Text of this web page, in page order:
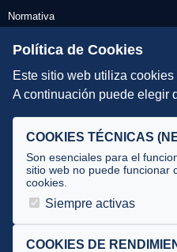
Normativa
Escuelas de Triatlón
DIRECCIÓN TÉCNICA
Selecciones
Tecnificación
JUECES Y OFICIALES
Documentos
Política de Cookies
Este sitio web utiliza
A continuación puede elegir
COOKIES TÉCNICAS
Son esenciales para el
sitio web no puede funcionar
cookies.
Siempre activas
COOKIES DE